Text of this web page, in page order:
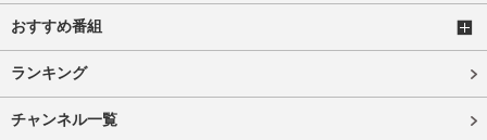
おすすめ番組
ランキング
チャンネル一覧